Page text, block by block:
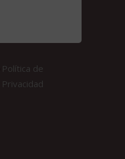
Política de
Privacidad